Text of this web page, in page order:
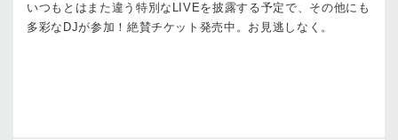
いつもとはまた違う特別なLIVEを披露する予定で、その他にも
多彩なDJが参加！絶賛チケット発売中。お見逃しなく。